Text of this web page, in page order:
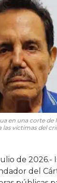
en una corte de
las víctimas del
de 2026.-
del